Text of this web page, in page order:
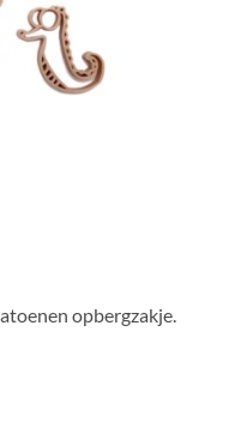
opbergzakje.